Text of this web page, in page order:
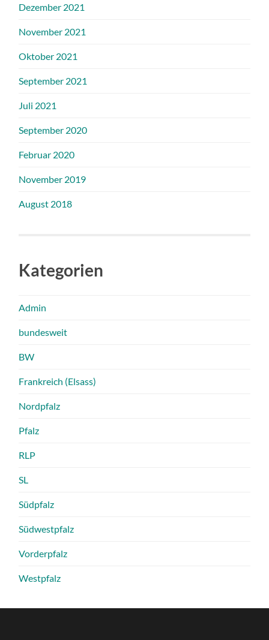
Dezember 2021
November 2021
Oktober 2021
September 2021
Juli 2021
September 2020
Februar 2020
November 2019
August 2018
Kategorien
Admin
bundesweit
BW
Frankreich (Elsass)
Nordpfalz
Pfalz
RLP
SL
Südpfalz
Südwestpfalz
Vorderpfalz
Westpfalz